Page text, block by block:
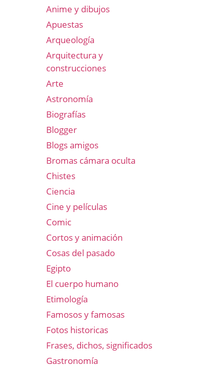
Anime y dibujos
Apuestas
Arqueología
Arquitectura y
construcciones
Arte
Astronomía
Biografías
Blogger
Blogs amigos
Bromas cámara oculta
Chistes
Ciencia
Cine y películas
Comic
Cortos y animación
Cosas del pasado
Egipto
El cuerpo humano
Etimología
Famosos y famosas
Fotos historicas
Frases, dichos, significados
Gastronomía